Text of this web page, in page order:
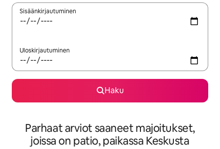
Sisäänkirjautuminen
Uloskirjautuminen
Haku
Parhaat arviot saaneet majoitukset,
joissa on patio, paikassa Keskusta